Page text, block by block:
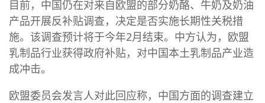
目前，中国仍在对来自欧盟的部分奶酪、牛奶及奶油
产品开展反补贴调查，决定是否实施长期性关税措
施。该调查预计将于今年2月结束。中方认为，欧盟
乳制品行业获得政府补贴，对中国本土乳制品产业造
成冲击。
欧盟委员会发言人对此回应称，中国方面的调查建立